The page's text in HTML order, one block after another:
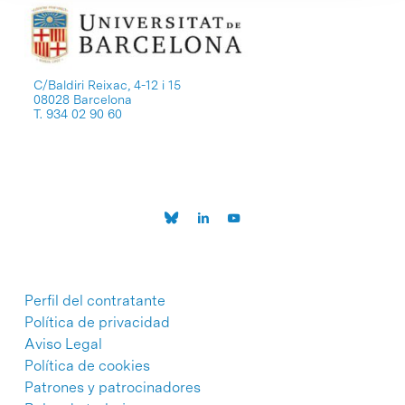
C/Baldiri Reixac, 4-12 i 15
08028 Barcelona
T. 934 02 90 60
Perfil del contratante
Política de privacidad
Aviso Legal
Política de cookies
Patrones y patrocinadores